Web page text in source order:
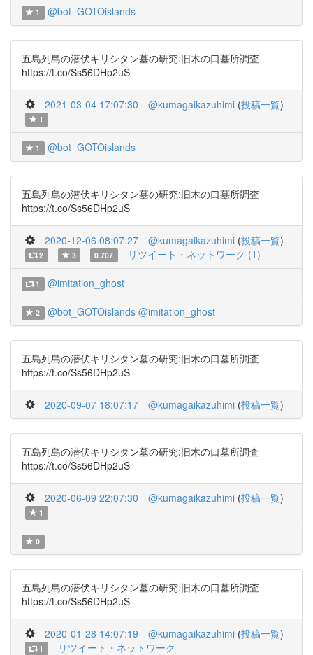
1 @bot_GOTOislands
五島列島の潜伏キリシタン墓の研究:旧木の口墓所調査
https://t.co/Ss56DHp2uS
2021-03-04 17:07:30 @kumagaikazuhimi (投稿一覧)
1
1 @bot_GOTOislands
五島列島の潜伏キリシタン墓の研究:旧木の口墓所調査
https://t.co/Ss56DHp2uS
2020-12-06 08:07:27 @kumagaikazuhimi (投稿一覧)
2 3 0.707 リツイート・ネットワーク (1)
1 @imitation_ghost
2 @bot_GOTOislands @imitation_ghost
五島列島の潜伏キリシタン墓の研究:旧木の口墓所調査
https://t.co/Ss56DHp2uS
2020-09-07 18:07:17 @kumagaikazuhimi (投稿一覧)
五島列島の潜伏キリシタン墓の研究:旧木の口墓所調査
https://t.co/Ss56DHp2uS
2020-06-09 22:07:30 @kumagaikazuhimi (投稿一覧)
1
0
五島列島の潜伏キリシタン墓の研究:旧木の口墓所調査
https://t.co/Ss56DHp2uS
2020-01-28 14:07:19 @kumagaikazuhimi (投稿一覧)
1 リツイート・ネットワーク